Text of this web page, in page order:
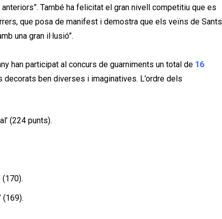
També ha felicitat el gran nivell competitiu que es
que posa de manifest i demostra que els veïns de Sants
una gran il·lusió”.
han participat al concurs de guarniments un total de 16
ben diverses i imaginatives. L’ordre dels
(224 punts).
(170).
(169).